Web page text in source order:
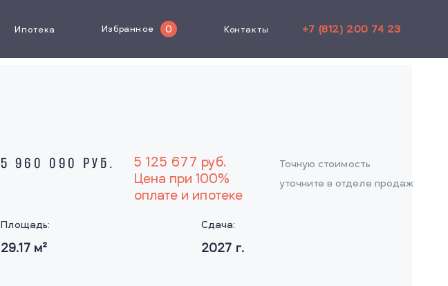
Ипотека Избранное 0 Контакты +7 (812) 200 74 23
5 960 090 РУБ. 5 125 677 руб.
Цена при 100%
оплате и ипотеке
Точную стоимость
уточните в отделе продаж
Площадь:
29.17м²
Сдача:
2027 г.